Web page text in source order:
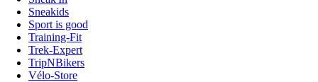
Sneakids
Sport is good
Training-Fit
Trek-Expert
TripNBikers
Vélo-Store